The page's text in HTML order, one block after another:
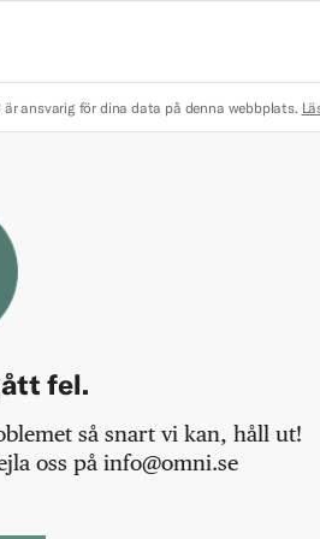
ansvarig för dina data på denna webbplats.
fel.
så snart vi kan, håll ut!
oss på info@omni.se